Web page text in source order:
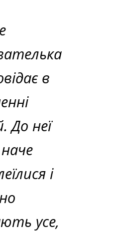
в
До неї
і
усе,